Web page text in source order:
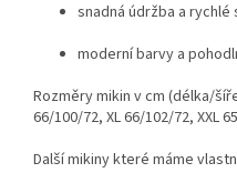
snadná údržba a rychlé
moderní barvy a
Rozměry mikin v cm (délka/
66/100/72, XL 66/102/72, XXL
Další mikiny které máme